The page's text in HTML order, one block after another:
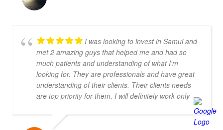
I was looking to invest in Samui and
met 2 amazing guys that helped me and had so
much patients and understanding of what I'm
looking for. They are professionals and have great
understanding of their clients. Their clients needs
are top priority for them. I will definitely work only